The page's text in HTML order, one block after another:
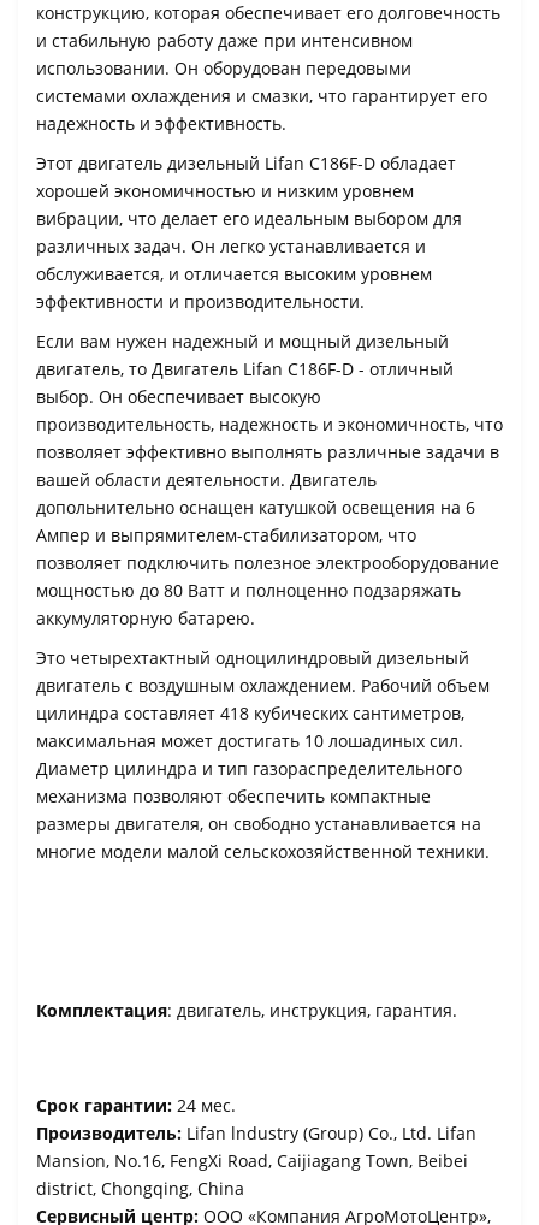
конструкцию, которая обеспечивает его долговечность
и стабильную работу даже при интенсивном
использовании. Он оборудован передовыми
системами охлаждения и смазки, что гарантирует его
надежность и эффективность.
Этот двигатель дизельный Lifan C186F-D обладает
хорошей экономичностью и низким уровнем
вибрации, что делает его идеальным выбором для
различных задач. Он легко устанавливается и
обслуживается, и отличается высоким уровнем
эффективности и производительности.
Если вам нужен надежный и мощный дизельный
двигатель, то Двигатель Lifan C186F-D - отличный
выбор. Он обеспечивает высокую
производительность, надежность и экономичность, что
позволяет эффективно выполнять различные задачи в
вашей области деятельности. Двигатель
допольнительно оснащен катушкой освещения на 6
Ампер и выпрямителем-стабилизатором, что
позволяет подключить полезное электрооборудование
мощностью до 80 Ватт и полноценно подзаряжать
аккумуляторную батарею.
Это четырехтактный одноцилиндровый дизельный
двигатель с воздушным охлаждением. Рабочий объем
цилиндра составляет 418 кубических сантиметров,
максимальная может достигать 10 лошадиных сил.
Диаметр цилиндра и тип газораспределительного
механизма позволяют обеспечить компактные
размеры двигателя, он свободно устанавливается на
многие модели малой сельскохозяйственной техники.
Комплектация: двигатель, инструкция, гарантия.
Срок гарантии: 24 мес.
Производитель: Lifan lndustry (Group) Co., Ltd. Lifan
Mansion, No.16, FengXi Road, Caijiagang Town, Beibei
district, Chongqing, China
Сервисный центр: ООО «Компания АгроМотоЦентр»,